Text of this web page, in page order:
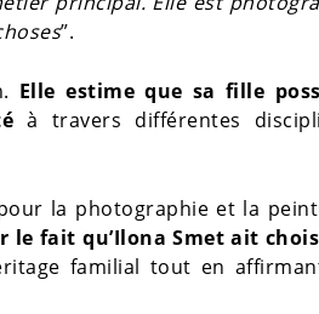
”.
Elle estime que sa fille
à travers différentes
la photographie et la
le fait qu’Ilona Smet ait
familial tout en